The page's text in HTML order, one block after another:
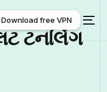
Download free VPN
ટનલિંગ